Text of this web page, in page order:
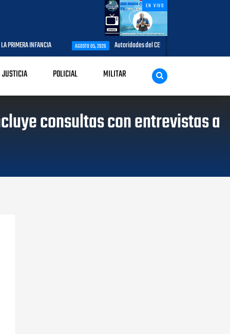
EN VIVO
AGOSTO 05, 2026 Autoridades del CESAC y explotadores de aeronaves analizan
JUSTICIA POLICIAL MILITAR
consultas con entrevistas a